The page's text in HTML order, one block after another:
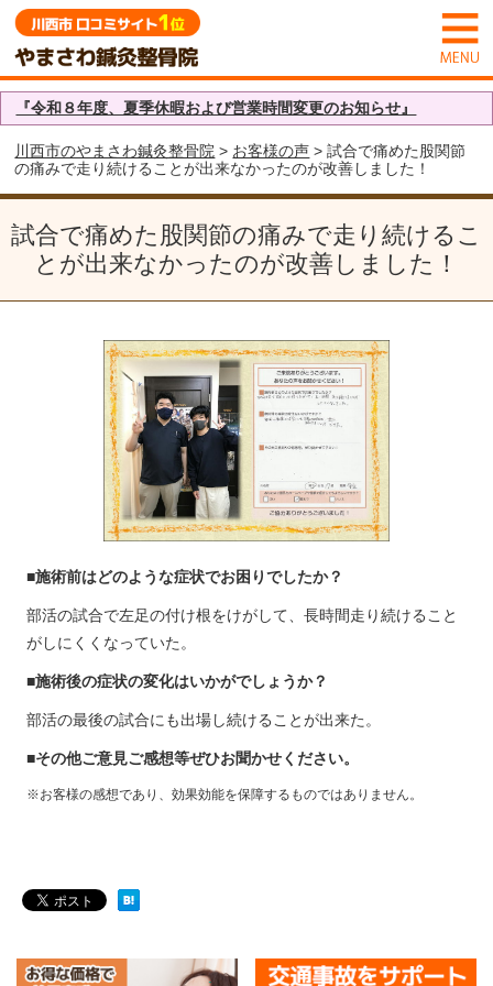
『令和８年度、夏季休暇および営業時間変更のお知らせ』
川西市のやまさわ鍼灸整骨院 > お客様の声 > 試合で痛めた股関節
の痛みで走り続けることが出来なかったのが改善しました！
試合で痛めた股関節の痛みで走り続けるこ
とが出来なかったのが改善しました！
■施術前はどのような症状でお困りでしたか？
部活の試合で左足の付け根をけがして、長時間走り続けること
がしにくくなっていた。
■施術後の症状の変化はいかがでしょうか？
部活の最後の試合にも出場し続けることが出来た。
■その他ご意見ご感想等ぜひお聞かせください。
※お客様の感想であり、効果効能を保障するものではありません。